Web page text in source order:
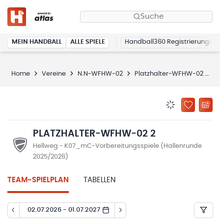
Suche
MEIN HANDBALL ALLE SPIELE Handball360 Registrierung
Home Vereine N.N-WFHW-02 Platzhalter-WFHW-02 2
ZU
PLATZHALTER-WFHW-02 2
Hellweg - K07_mC-Vorbereitungsspiele (Hallenrunde
2025/2026)
TEAM-SPIELPLAN TABELLEN
02.07.2026 - 01.07.2027